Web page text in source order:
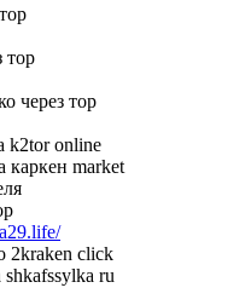
тор
через тор
k2tor online
каркен market
2kraken click
ru